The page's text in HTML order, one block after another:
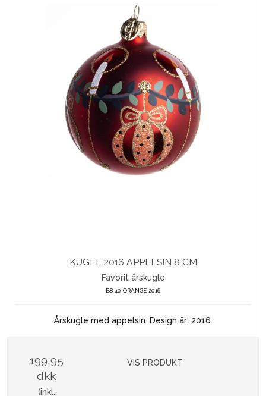
KUGLE 2016 APPELSIN 8 CM
Favorit årskugle
B8 40 ORANGE 2016
Årskugle med appelsin. Design år: 2016.
199,95
dkk
(inkl.
VIS PRODUKT